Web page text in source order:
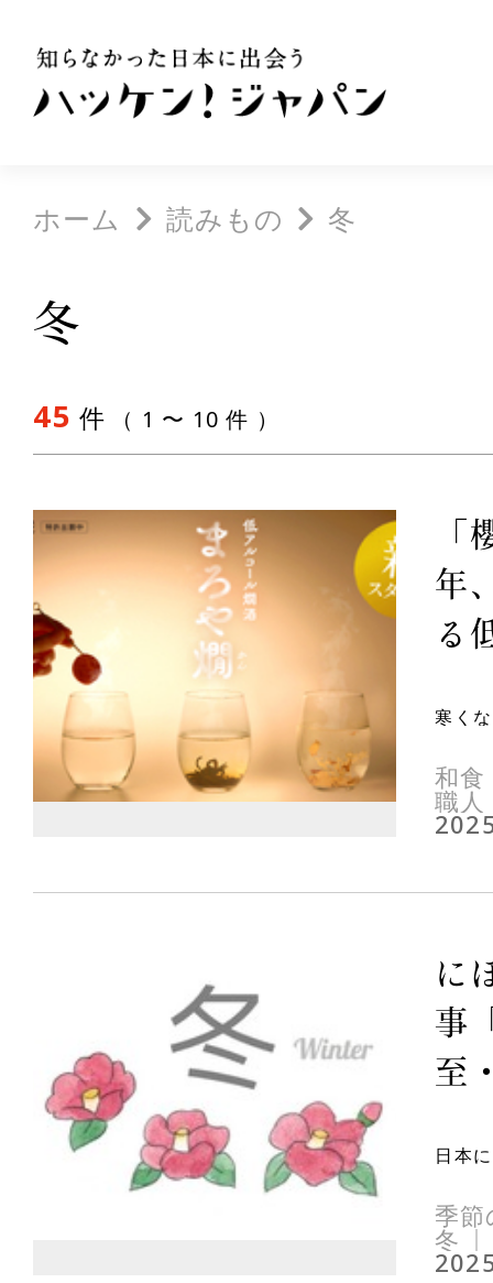
ホーム 読みもの 冬
冬
45 件 （ 1 〜 10 件 ）
「
年
る
寒く
和食
職人
に
事
至
日本
季
冬